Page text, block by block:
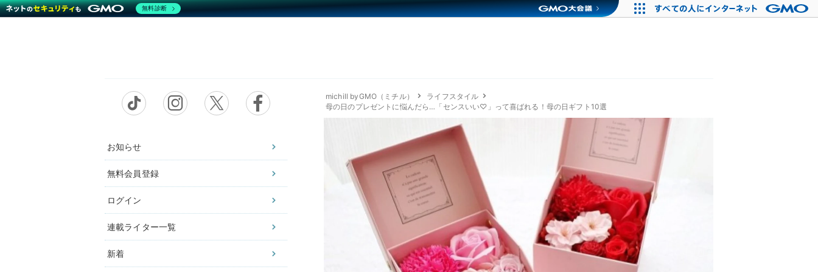
お知らせ
無料会員登録
ログイン
連載ライター一覧
新着
michill byGMO（ミチル）
ライフスタイル
母の日のプレゼントに悩んだら…「センスいい♡」って喜ばれる！母の日ギフト10選
無料診断